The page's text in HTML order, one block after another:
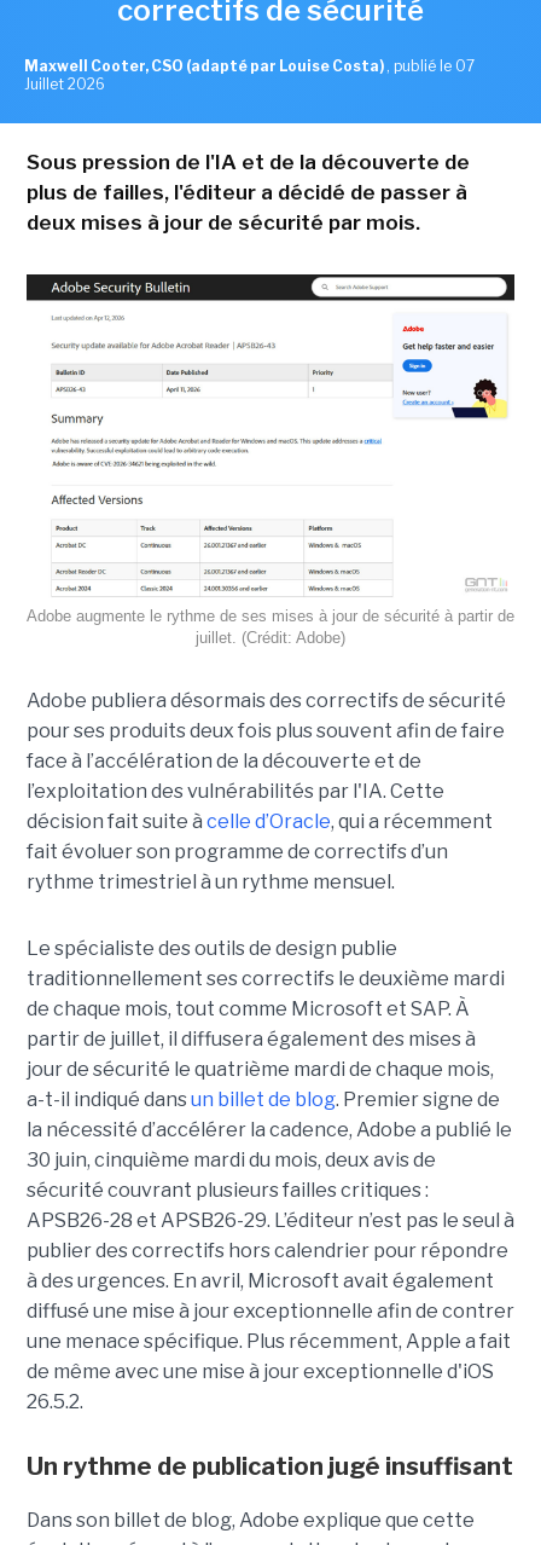
correctifs de sécurité
Maxwell Cooter, CSO (adapté par Louise Costa) , publié le 07
Juillet 2026
Sous pression de l'IA et de la découverte de
plus de failles, l'éditeur a décidé de passer à
deux mises à jour de sécurité par mois.
Adobe augmente le rythme de ses mises à jour de sécurité à partir de
juillet. (Crédit: Adobe)
Adobe publiera désormais des correctifs de sécurité
pour ses produits deux fois plus souvent afin de faire
face à l’accélération de la découverte et de
l’exploitation des vulnérabilités par l'IA. Cette
décision fait suite à celle d’Oracle, qui a récemment
fait évoluer son programme de correctifs d’un
rythme trimestriel à un rythme mensuel.
Le spécialiste des outils de design publie
traditionnellement ses correctifs le deuxième mardi
de chaque mois, tout comme Microsoft et SAP. À
partir de juillet, il diffusera également des mises à
jour de sécurité le quatrième mardi de chaque mois,
a-t-il indiqué dansun billet de blog. Premier signe de
la nécessité d’accélérer la cadence, Adobe a publié le
30 juin, cinquième mardi du mois, deux avis de
sécurité couvrant plusieurs failles critiques :
APSB26-28 et APSB26-29. L’éditeur n’est pas le seul à
publier des correctifs hors calendrier pour répondre
à des urgences. En avril, Microsoft avait également
diffusé une mise à jour exceptionnelle afin de contrer
une menace spécifique. Plus récemment, Apple a fait
de même avec une mise à jour exceptionnelle d'iOS
26.5.2.
Un rythme de publication jugé insuffisant
Dans son billet de blog, Adobe explique que cette